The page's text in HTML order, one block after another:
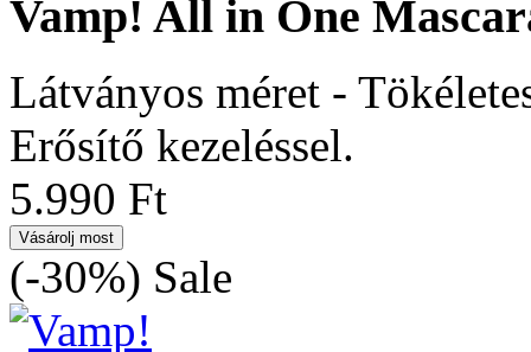
Vamp! All in One
Látványos méret -
Erősítő kezeléssel.
5.990 Ft
Vásárolj most
(-30%) Sale